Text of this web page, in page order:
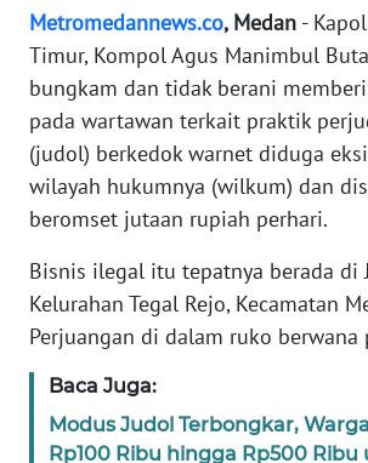
Metromedannews.co, Medan -
Timur, Kompol Agus Manimbul
bungkam dan tidak berani
pada wartawan terkait praktik
(judol) berkedok warnet diduga
wilayah hukumnya (wilkum) dan
beromset jutaan rupiah perhari.
Bisnis ilegal itu tepatnya berada di
Kelurahan Tegal Rejo, Kecamatan
Perjuangan di dalam ruko berwana
Baca Juga:
Modus Judol Terbongkar,
Rp100 Ribu hingga Rp500
SUMUT
WN
JAKARTA
WN
JABAR
WN
BANTEN
NTT
WN